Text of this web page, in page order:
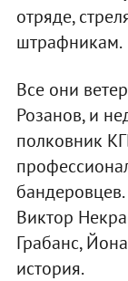
отряде,
штрафникам.
Все они
Розанов, и
полковник
Виктор
Грабанс,
история.